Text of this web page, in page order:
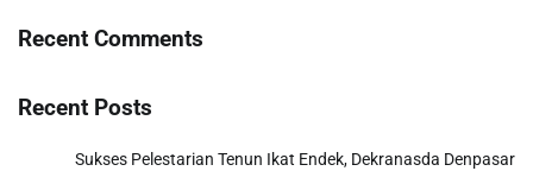
Recent Comments
Recent Posts
Sukses Pelestarian Tenun Ikat Endek, Dekranasda Denpasar